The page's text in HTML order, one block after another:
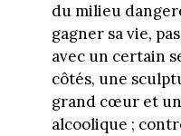
du milieu
gagner sa vie,
avec un certain
côtés, une
grand cœur et
alcoolique ;